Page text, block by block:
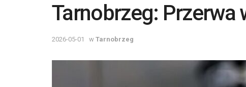
Tarnobrzeg: Przerwa
2026-05-01 w Tarnobrzeg